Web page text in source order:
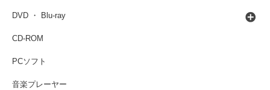
DVD ・ Blu-ray
CD-ROM
PCソフト
音楽プレーヤー